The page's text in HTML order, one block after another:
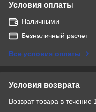
Условия оплаты
Наличными
Безналичный расчет
Все условия оплаты
Условия возврата
Возврат товара в течение